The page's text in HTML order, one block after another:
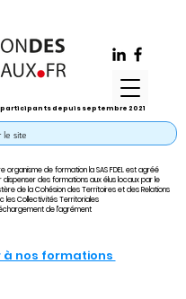
organisme de formation la SAS FDEL est agréé
dispenser des formations aux élus locaux par le
de la Cohésion des Territoires et des Relations
les Collectivités Territoriales
de l'agrément
depuis septembre 2021
à nos formations